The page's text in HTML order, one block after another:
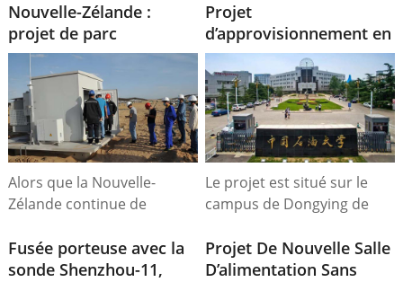
Nouvelle-Zélande :
projet de parc
photovoltaïque de 2
MW : acquisition d’un
transformateur
photovoltaïque de 2 500
kVA
Alors que la Nouvelle-
Zélande continue de
solaire, les partenariats
avec des fabricants
Projet
d’approvisionnement en
appareillage de
commutation 35 kV de
l’Université du Pétrole
de Chine
Le projet est situé sur le
campus de Dongying de
Chine. Les articles achetés
comprennent un
Fusée porteuse avec la
sonde Shenzhou-11,
Projet De Nouvelle Salle
D’alimentation Sans